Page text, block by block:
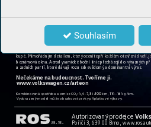
Souhlasím
kupé. Mimořádným detailem, který oceníte při každém otevření dveří,
bezrámová okna. Aerodynamické boční linie přecházejí dovýrazných
azadních partií, které dávají vozu sebevědomý adominantní výraz.
Kombinovaná spotřeba a emise CO: ,–, l/ km, – g/km.
Vyobrazený model může obsahovat prvky příplatkové výbavy.
Nečekáme na budoucnost. Tvoříme ji.
www.volkswagen.cz/arteon
Arteon není pro každého.
Autorizovaný prodejce V
Poříčí 3, 639 00 Brno, www.r